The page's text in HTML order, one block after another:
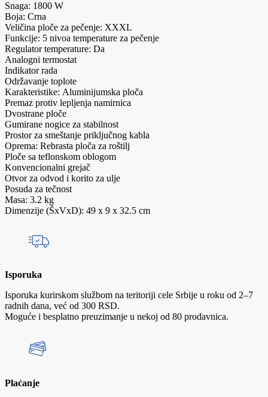
Snaga: 1800 W
Boja: Crna
Veličina ploče za pečenje: XXXL
Funkcije: 5 nivoa temperature za pečenje
Regulator temperature: Da
Analogni termostat
Indikator rada
Održavanje toplote
Karakteristike: Aluminijumska ploča
Premaz protiv lepljenja namirnica
Dvostrane ploče
Gumirane nogice za stabilnost
Prostor za smeštanje priključnog kabla
Oprema: Rebrasta ploča za roštilj
Ploče sa teflonskom oblogom
Konvencionalni grejač
Otvor za odvod i korito za ulje
Posuda za tečnost
Masa: 3.2 kg
Dimenzije (ŠxVxD): 49 x 9 x 32.5 cm
Isporuka
Isporuka kurirskom službom na teritoriji cele Srbije u roku od 2–7
radnih dana, već od 300 RSD.
Moguće i besplatno preuzimanje u nekoj od 80 prodavnica.
Plaćanje